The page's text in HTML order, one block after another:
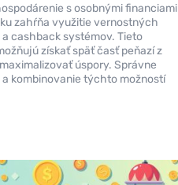
s osobnými financiami
zahŕňa využitie vernostných
cashback systémov. Tieto
získať späť časť peňazí z
úspory. Správne
a kombinovanie týchto možností